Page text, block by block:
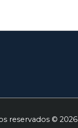
reservados © 2026